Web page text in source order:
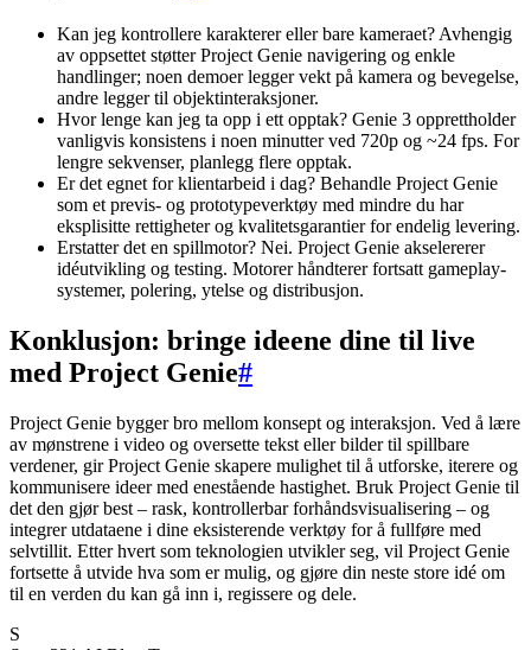
Kan jeg kontrollere karakterer eller bare kameraet? Avhengig
av oppsettet støtter Project Genie navigering og enkle
handlinger; noen demoer legger vekt på kamera og bevegelse,
andre legger til objektinteraksjoner.
Hvor lenge kan jeg ta opp i ett opptak? Genie 3 opprettholder
vanligvis konsistens i noen minutter ved 720p og ~24 fps. For
lengre sekvenser, planlegg flere opptak.
Er det egnet for klientarbeid i dag? Behandle Project Genie
som et previs- og prototypeverktøy med mindre du har
eksplisitte rettigheter og kvalitetsgarantier for endelig levering.
Erstatter det en spillmotor? Nei. Project Genie akselererer
idéutvikling og testing. Motorer håndterer fortsatt gameplay-
systemer, polering, ytelse og distribusjon.
Konklusjon: bringe ideene dine til live
med Project Genie#
Project Genie bygger bro mellom konsept og interaksjon. Ved å lære
av mønstrene i video og oversette tekst eller bilder til spillbare
verdener, gir Project Genie skapere mulighet til å utforske, iterere og
kommunisere ideer med enestående hastighet. Bruk Project Genie til
det den gjør best – rask, kontrollerbar forhåndsvisualisering – og
integrer utdataene i dine eksisterende verktøy for å fullføre med
selvtillit. Etter hvert som teknologien utvikler seg, vil Project Genie
fortsette å utvide hva som er mulig, og gjøre din neste store idé om
til en verden du kan gå inn i, regissere og dele.
S